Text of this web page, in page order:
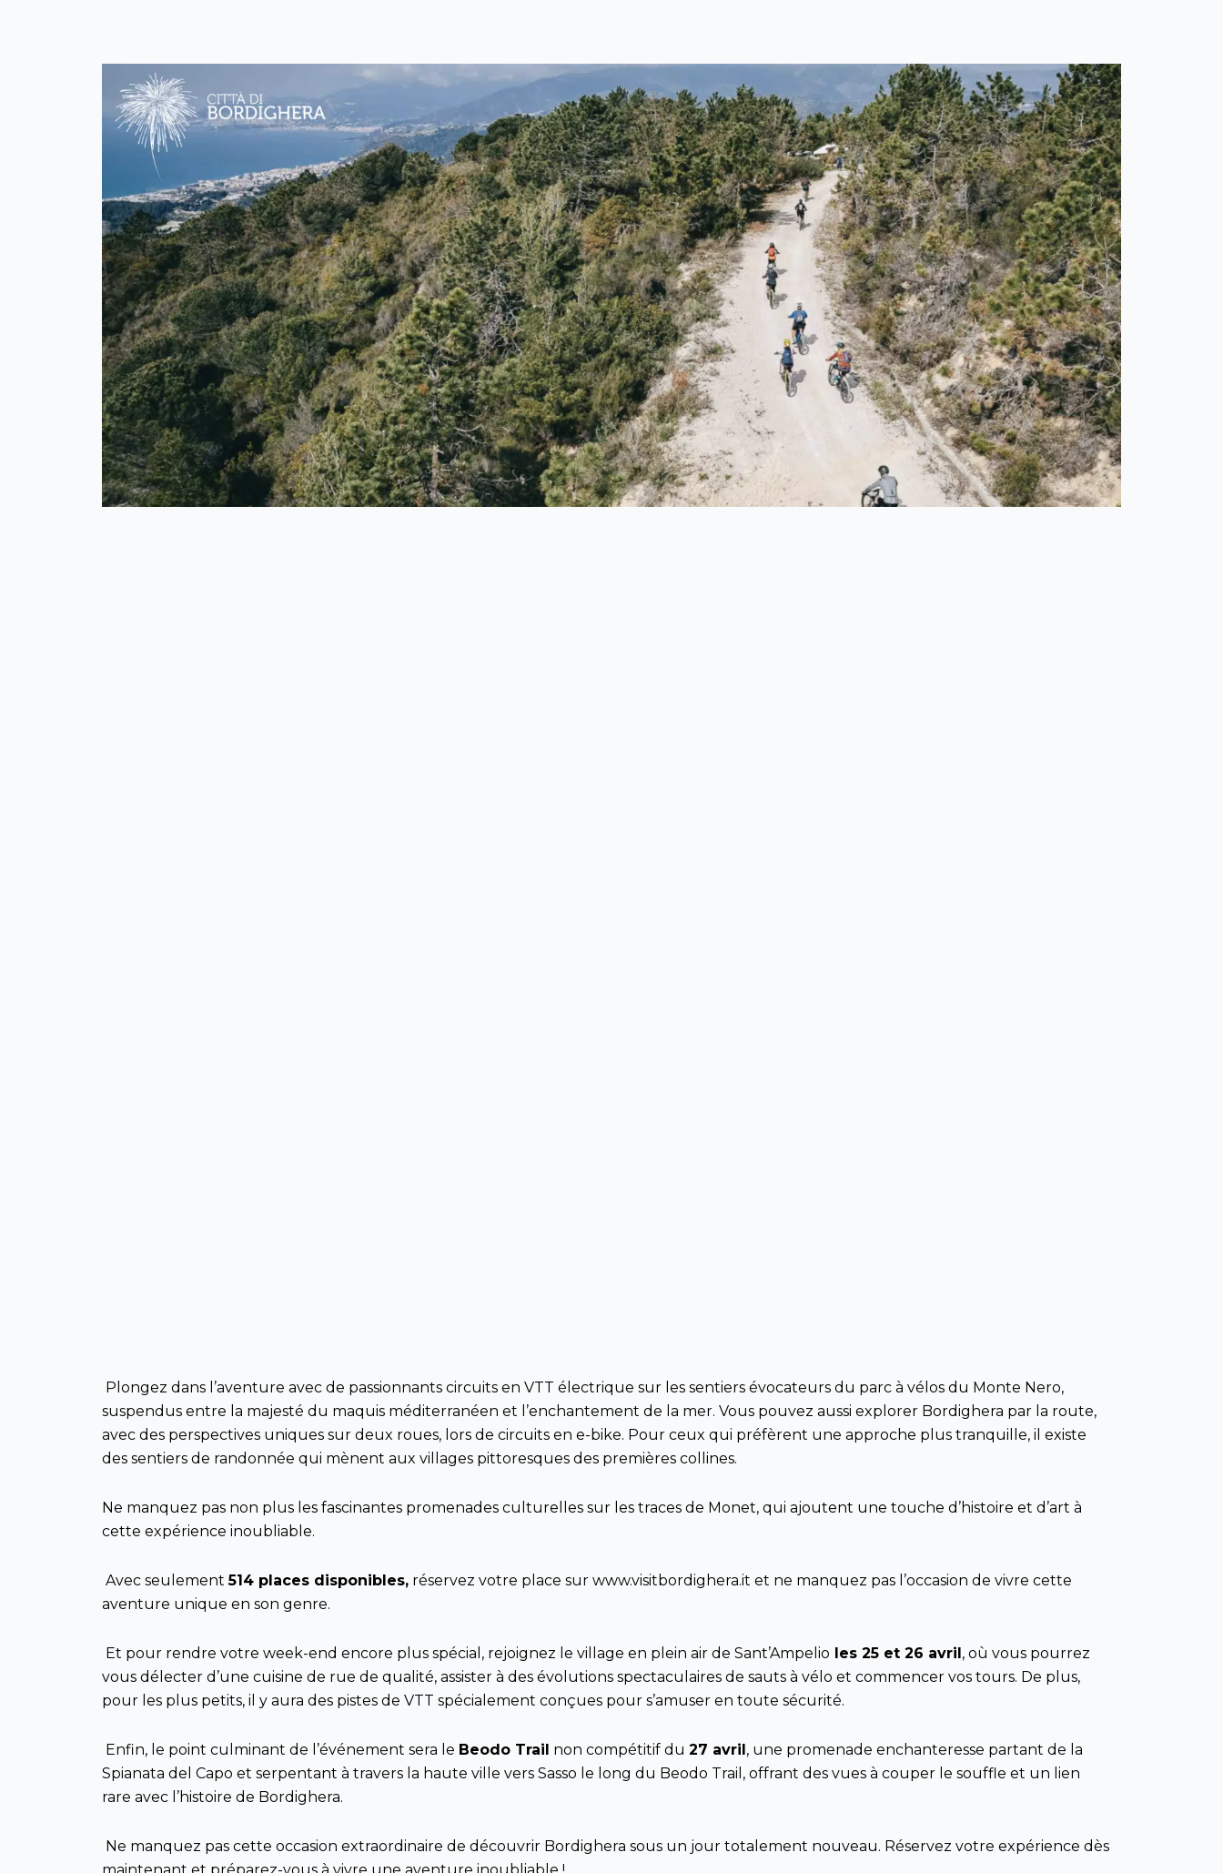
Plongez dans l’aventure avec de passionnants circuits en VTT électrique sur les sentiers évocateurs du parc à vélos du Monte Nero,
suspendus entre la majesté du maquis méditerranéen et l’enchantement de la mer. Vous pouvez aussi explorer Bordighera par la route,
avec des perspectives uniques sur deux roues, lors de circuits en e-bike. Pour ceux qui préfèrent une approche plus tranquille, il existe
des sentiers de randonnée qui mènent aux villages pittoresques des premières collines.
Ne manquez pas non plus les fascinantes promenades culturelles sur les traces de Monet, qui ajoutent une touche d’histoire et d’art à
cette expérience inoubliable.
Avec seulement514 places disponibles, réservez votre place sur www.visitbordighera.it et ne manquez pas l’occasion de vivre cette
aventure unique en son genre.
Et pour rendre votre week-end encore plus spécial, rejoignez le village en plein air de Sant’Ampelio les 25 et 26 avril , où vous pourrez
vous délecter d’une cuisine de rue de qualité, assister à des évolutions spectaculaires de sauts à vélo et commencer vos tours. De plus,
pour les plus petits, il y aura des pistes de VTT spécialement conçues pour s’amuser en toute sécurité.
Enfin, le point culminant de l’événement sera le Beodo Trail non compétitif du 27 avril , une promenade enchanteresse partant de la
Spianata del Capo et serpentant à travers la haute ville vers Sasso le long du Beodo Trail, offrant des vues à couper le souffle et un lien
rare avec l’histoire de Bordighera.
Ne manquez pas cette occasion extraordinaire de découvrir Bordighera sous un jour totalement nouveau. Réservez votre expérience dès